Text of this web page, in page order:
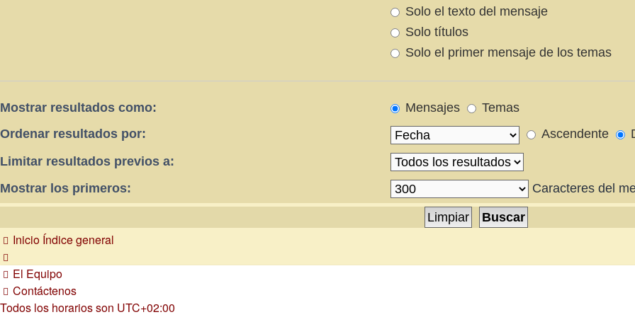
Solo el texto del mensaje
Solo títulos
Solo el primer mensaje de los temas
Mostrar resultados como: Mensajes
Temas
Ordenar resultados por:
Ascendente
Limitar resultados previos a:
Mostrar los primeros:
Caracteres del
Inicio Índice general
El Equipo
Contáctenos
Todos los horarios son UTC+02:00